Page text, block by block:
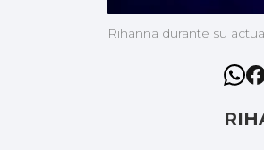
Rihanna durante su